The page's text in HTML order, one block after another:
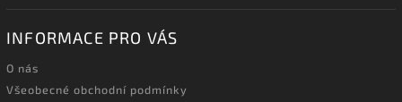
INFORMACE PRO VÁS
O nás
Všeobecné obchodní podmínky